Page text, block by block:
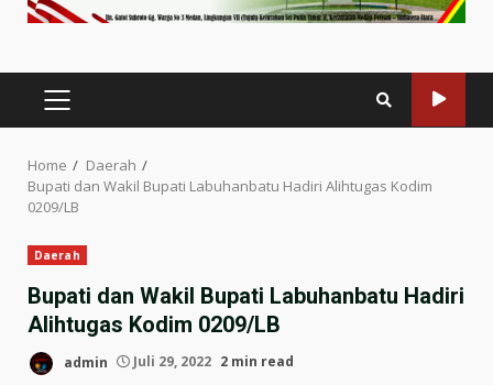
PRIMARY
MENU
Home
Daerah
Bupati dan Wakil Bupati Labuhanbatu Hadiri Alihtugas Kodim
0209/LB
Daerah
Bupati dan Wakil Bupati Labuhanbatu Hadiri
Alihtugas Kodim 0209/LB
admin Juli 29, 2022 2 min read